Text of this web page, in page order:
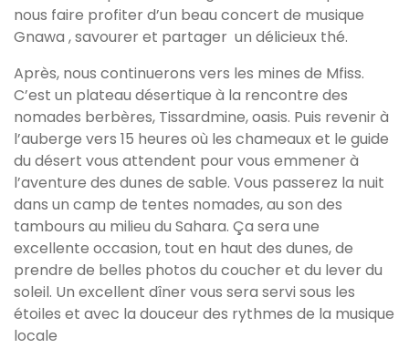
nous faire profiter d’un beau concert de musique
Gnawa , savourer et partager un délicieux thé.
Après, nous continuerons vers les mines de Mfiss.
C’est un plateau désertique à la rencontre des
nomades berbères, Tissardmine, oasis. Puis revenir à
l’auberge vers 15 heures où les chameaux et le guide
du désert vous attendent pour vous emmener à
l’aventure des dunes de sable. Vous passerez la nuit
dans un camp de tentes nomades, au son des
tambours au milieu du Sahara. Ça sera une
excellente occasion, tout en haut des dunes, de
prendre de belles photos du coucher et du lever du
soleil. Un excellent dîner vous sera servi sous les
étoiles et avec la douceur des rythmes de la musique
locale